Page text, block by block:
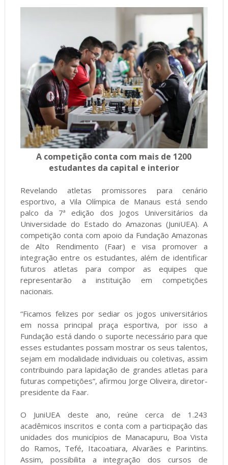
A competição conta com mais de 1200
estudantes da capital e interior
Revelando atletas promissores para cenário
esportivo, a Vila Olímpica de Manaus está sendo
palco da 7ª edição dos Jogos Universitários da
Universidade do Estado do Amazonas (JuniUEA). A
competição conta com apoio da Fundação Amazonas
de Alto Rendimento (Faar) e visa promover a
integração entre os estudantes, além de identificar
futuros atletas para compor as equipes que
representarão a instituição em competições
nacionais.
“Ficamos felizes por sediar os jogos universitários
em nossa principal praça esportiva, por isso a
Fundação está dando o suporte necessário para que
esses estudantes possam mostrar os seus talentos,
sejam em modalidade individuais ou coletivas, assim
contribuindo para lapidação de grandes atletas para
futuras competições”, afirmou Jorge Oliveira, diretor-
presidente da Faar.
O JuniUEA deste ano, reúne cerca de 1.243
acadêmicos inscritos e conta com a participação das
unidades dos municípios de Manacapuru, Boa Vista
do Ramos, Tefé, Itacoatiara, Alvarães e Parintins.
Assim, possibilita a integração dos cursos de